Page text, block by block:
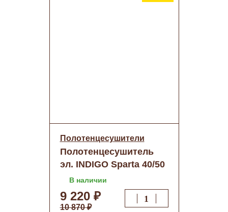
Полотенцесушители
Полотенцесушитель
эл. INDIGO Sparta 40/50
(таймер) Белый
матовый о/н
В наличии
9 220 ₽
10 870 ₽